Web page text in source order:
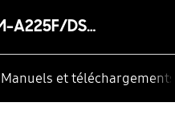
SM-A225F/DSN
Manuels et téléchargements